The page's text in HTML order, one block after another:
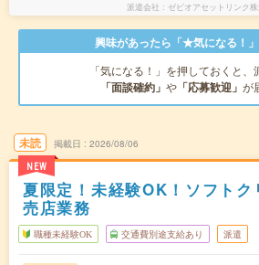
派遣会社 ゼビオアセットリンク株
興味があったら「★気になる！」
「気になる！」を押しておくと、
「面談確約」 や 「応募歓迎」 が
未読
NEW
掲載日 2026/08/06
夏限定！未経験OK！ソフトク
売店業務
職種未経験OK 交通費別途支給あり 派遣